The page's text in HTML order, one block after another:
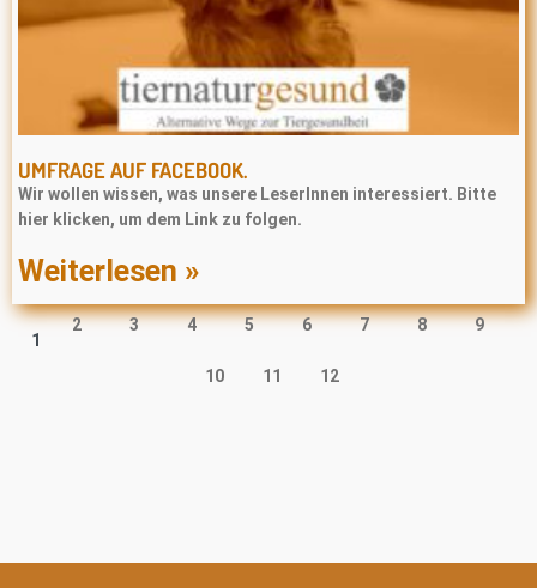
UMFRAGE AUF FACEBOOK.
Wir wollen wissen, was unsere LeserInnen interessiert. Bitte
hier klicken, um dem Link zu folgen.
Weiterlesen »
1
2 3 4 5 6 7 8 9
10 11 12